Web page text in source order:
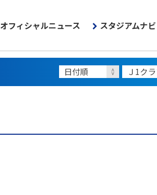
オフィシャルニュース スタジアムナビ